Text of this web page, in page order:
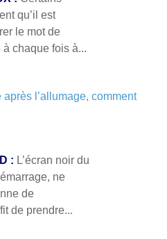
qu’il est
le mot de
chaque fois à...
l’allumage, comment
: L’écran noir du
ne
de
de prendre...